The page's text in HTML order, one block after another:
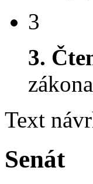
3
3.
zákona
Text
Senát